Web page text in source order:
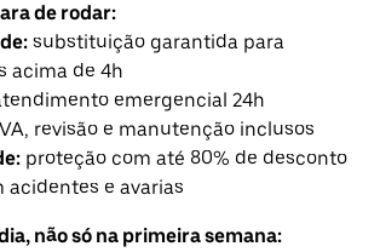
de rodar:
substituição garantida para
acima de 4h
emergencial 24h
revisão e manutenção inclusos
proteção com até 80% de desconto
acidentes e avarias
não só na primeira semana: